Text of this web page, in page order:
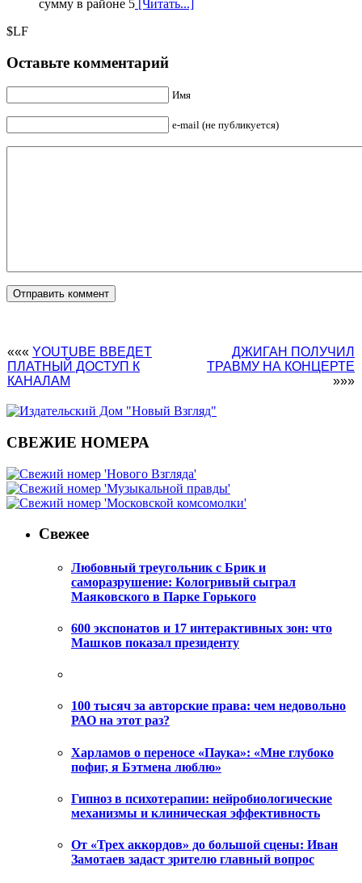
сумму в районе 5 [Читать...]
$LF
Оставьте комментарий
Имя
e-mail (не публикуется)
««« YOUTUBE ВВЕДЕТ
ПЛАТНЫЙ ДОСТУП К
КАНАЛАМ
ДЖИГАН ПОЛУЧИЛ
ТРАВМУ НА КОНЦЕРТЕ
»»»
СВЕЖИЕ НОМЕРА
Свежее
Любовный треугольник с Брик и
саморазрушение: Кологривый сыграл
Маяковского в Парке Горького
600 экспонатов и 17 интерактивных зон: что
Машков показал президенту
100 тысяч за авторские права: чем недовольно
РАО на этот раз?
Харламов о переносе «Паука»: «Мне глубоко
пофиг, я Бэтмена люблю»
Гипноз в психотерапии: нейробиологические
механизмы и клиническая эффективность
От «Трех аккордов» до большой сцены: Иван
Замотаев задаст зрителю главный вопрос